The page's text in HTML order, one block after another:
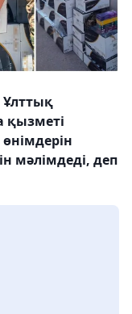
Ұлттық
қызметі
мәлімдеді, деп